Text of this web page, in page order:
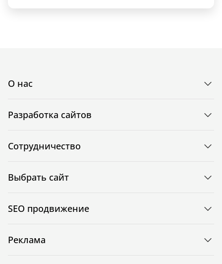
О нас
Разработка сайтов
Сотрудничество
Выбрать сайт
SEO продвижение
Реклама